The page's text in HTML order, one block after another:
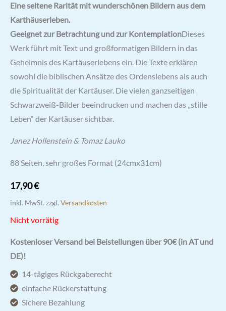
Eine seltene Rarität mit wunderschönen Bildern aus dem
Karthäuserleben.
Geeignet zur Betrachtung und zur KontemplationDieses
Werk führt mit Text und großformatigen Bildern in das
Geheimnis des Kartäuserlebens ein. Die Texte erklären
sowohl die biblischen Ansätze des Ordenslebens als auch
die Spiritualität der Kartäuser. Die vielen ganzseitigen
Schwarzweiß-Bilder beeindrucken und machen das „stille
Leben“ der Kartäuser sichtbar.
Janez Hollenstein & Tomaz Lauko
88 Seiten, sehr großes Format (24cmx31cm)
17,90€
inkl. MwSt. zzgl. Versandkosten
Nicht vorrätig
Kostenloser Versand bei Beistellungen über 90€ (in AT und
DE)!
14-tägiges Rückgaberecht
einfache Rückerstattung
Sichere Bezahlung